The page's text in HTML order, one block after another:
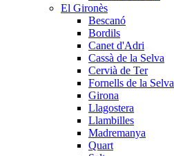
El Gironès
Bescanó
Bordils
Canet d'Adri
Cassà de la Selva
Cervià de Ter
Fornells de la Selva
Girona
Llagostera
Llambilles
Madremanya
Quart